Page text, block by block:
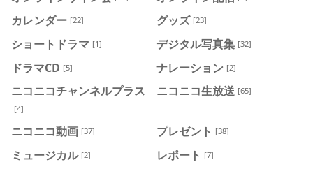
カレンダー [22] グッズ [23]
ショートドラマ [1] デジタル写真集 [32]
ドラマCD [5] ナレーション [2]
ニコニコチャンネルプラス
[4]
ニコニコ生放送 [65]
ニコニコ動画 [37] プレゼント [38]
ミュージカル [2] レポート [7]